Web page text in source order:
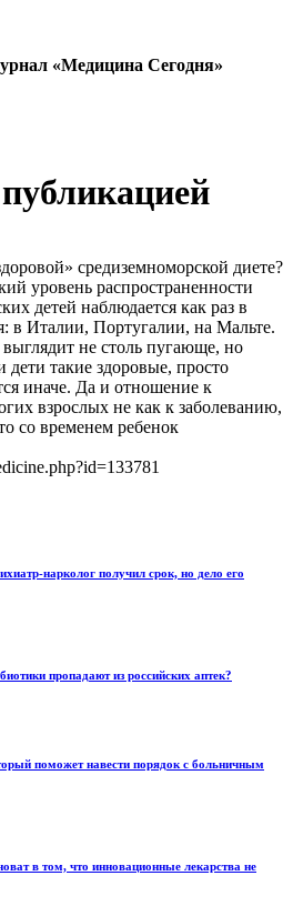
«Медицина Сегодня»
средиземноморской диете?
уровень распространенности
детей наблюдается как раз в
в Италии, Португалии, на Мальте.
выглядит не столь пугающе, но
дети такие здоровые, просто
иначе. Да и отношение к
взрослых не как к заболеванию,
со временем ребенок
нарколог получил срок, но дело его
пропадают из российских аптек?
поможет навести порядок с больничным
в том, что инновационные лекарства не